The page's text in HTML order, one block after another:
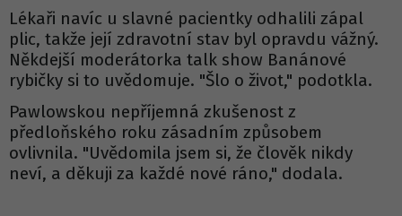
Lékaři navíc u slavné pacientky odhalili zápal
plic, takže její zdravotní stav byl opravdu vážný.
Někdejší moderátorka talk show Banánové
rybičky si to uvědomuje. "Šlo o život," podotkla.
Pawlowskou nepříjemná zkušenost z
předloňského roku zásadním způsobem
ovlivnila. "Uvědomila jsem si, že člověk nikdy
neví, a děkuji za každé nové ráno," dodala.